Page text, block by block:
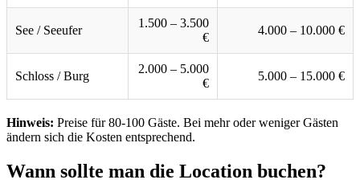
See / Seeufer
1.500 – 3.500
€
4.000 – 10.000 €
Schloss / Burg
2.000 – 5.000
€
5.000 – 15.000 €
Hinweis: Preise für 80-100 Gäste. Bei mehr oder weniger Gästen
ändern sich die Kosten entsprechend.
Wann sollte man die Location buchen?